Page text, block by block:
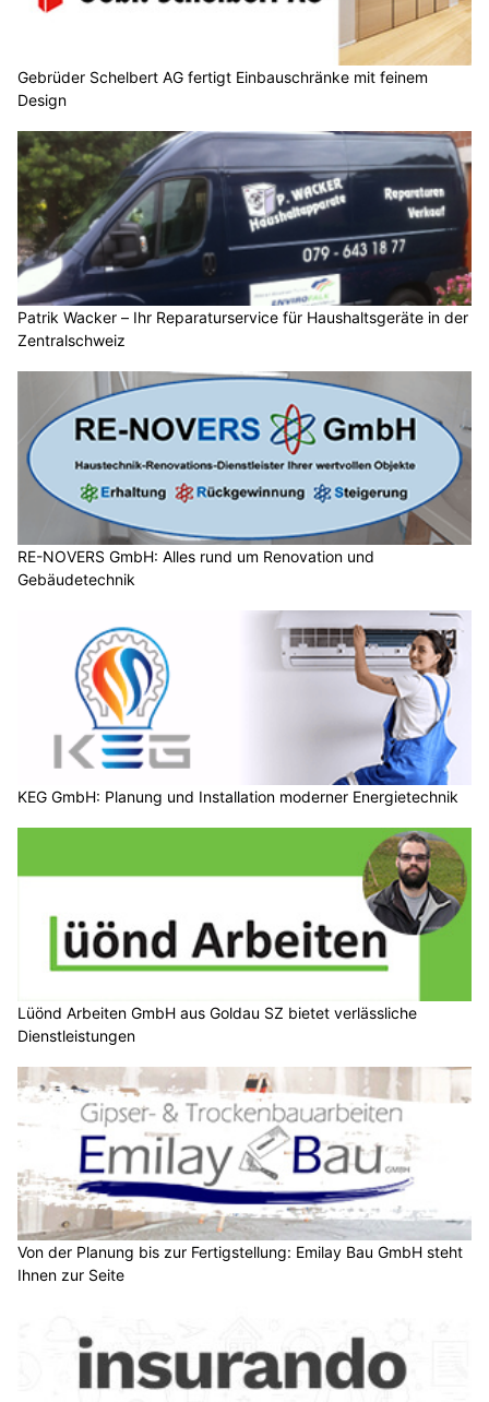
Gebrüder Schelbert AG fertigt Einbauschränke mit feinem
Design
Patrik Wacker – Ihr Reparaturservice für Haushaltsgeräte in der
Zentralschweiz
RE-NOVERS GmbH: Alles rund um Renovation und
Gebäudetechnik
KEG GmbH: Planung und Installation moderner Energietechnik
Lüönd Arbeiten GmbH aus Goldau SZ bietet verlässliche
Dienstleistungen
Von der Planung bis zur Fertigstellung: Emilay Bau GmbH steht
Ihnen zur Seite